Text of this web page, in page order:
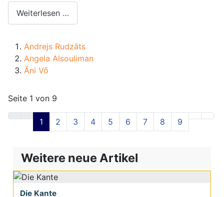
Weiterlesen …
Andrejs Rudzāts
Angela Alsouliman
Âni Võ
Seite 1 von 9
1 2 3 4 5 6 7 8 9
Weitere neue Artikel
Die Kante